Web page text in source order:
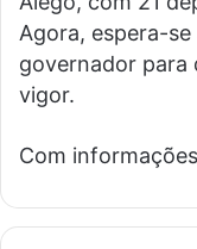
Agora, espera-
governador para
vigor.
Com